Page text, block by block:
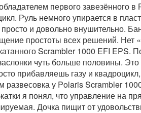
первого завезённого
Руль немного упирается в
и довольно внушительно.
простоты всех решений. Нет
Scrambler 1000 EFI
чуть больше половины.
прибавляешь газу и
развесовка у Polaris Scrambler
я понял, что управление на
Дочка пищит от